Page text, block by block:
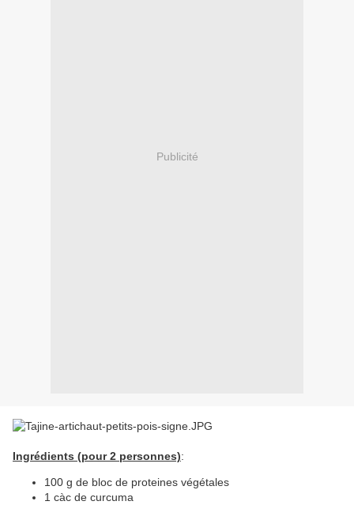
Publicité
Ingrédients (pour 2 personnes):
100 g de bloc de proteines végétales
1 càc de curcuma